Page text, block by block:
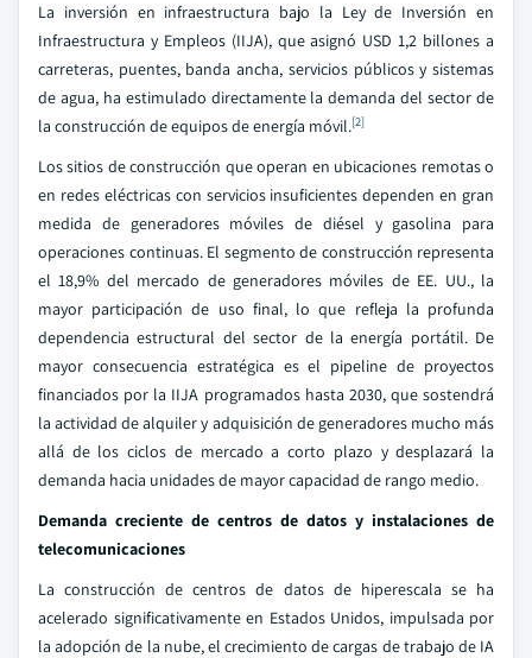
La inversión en infraestructura bajo la Ley de Inversión en
Infraestructura y Empleos (IIJA), que asignó USD 1,2 billones a
carreteras, puentes, banda ancha, servicios públicos y sistemas
de agua, ha estimulado directamente la demanda del sector de
la construcción de equipos de energía móvil.[2]
Los sitios de construcción que operan en ubicaciones remotas o
en redes eléctricas con servicios insuficientes dependen en gran
medida de generadores móviles de diésel y gasolina para
operaciones continuas. El segmento de construcción representa
el 18,9% del mercado de generadores móviles de EE. UU., la
mayor participación de uso final, lo que refleja la profunda
dependencia estructural del sector de la energía portátil. De
mayor consecuencia estratégica es el pipeline de proyectos
financiados por la IIJA programados hasta 2030, que sostendrá
la actividad de alquiler y adquisición de generadores mucho más
allá de los ciclos de mercado a corto plazo y desplazará la
demanda hacia unidades de mayor capacidad de rango medio.
Demanda creciente de centros de datos y instalaciones de
telecomunicaciones
La construcción de centros de datos de hiperescala se ha
acelerado significativamente en Estados Unidos, impulsada por
la adopción de la nube, el crecimiento de cargas de trabajo de IA